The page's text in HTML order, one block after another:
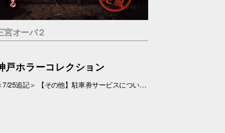
宮オーパ２
戸ホラーコレクション
＜7/25追記＞ 【その他】駐車券サービスについて、 対象外となっておりましたが、7/26(日)より、対象とさせていただきます。 ＜7/19追記＞ お化け屋敷の制作・プロデュース#エスプランニング が手掛ける本格お化け屋敷。 このお化け屋敷の主人公はあなたです。足を踏み入れてはいけない村に迷い込んだあなたの運命は…繋がる４つのストーリー 1.ルーム型「タブー」 友達を探している最中に、見つけた村を訪れたあなたの運命は…歩き回らないルーム型お化け屋敷です。狭い部屋内で繰り広げられる数々の恐怖体験… 2.暗闇型「ダークネス」 逃げた場所は、何も見えない闇… だが確実にあの化け物は私を追ってきている。手の感触を頼りに暗闇の中を進んで行く。暗闇に潜む化け物とは… 3.ウォークスルー型「ヴィレッジ」 暗闇を抜けてもまだ家の中だった…この家から外に出ろ！歩いて回る王道のお化け屋敷。とにかく前へ進み続けるしかない。 4.サウンド型「ドールズ」 私はあの化け物に見つからないように隠れた。私を探しているのは、あの化け物だけではない。ヘッドフォンだけで聞く恐怖。 【日程】 7/11(土)・7/12(日)、7/18(土)～9/23(水・祝) 【時間】 11:00～20:00(最終受付 19:30) 【場所】 5F 特設会場 【料金】 １.タブー 税込1,200円 ２.ダークネス 税込1,200円 ３.ヴィレッジ 税込1,500円 ４.ドールズ 税込1,200円 １～４セット券 税込4,500円 【その他】 ・入場券は会場のみでの販売となります。 ・お支払いは現金・PayPay（但しPayPayは7/18以降対応可能見込み） ・6才未満のお子さま、妊婦の方、アルコールを摂取されてる方は入場はご遠慮下さい。 ・駐車券サービスは対象外とさせていただきます。➡※7/26(日)より、対象となりました。